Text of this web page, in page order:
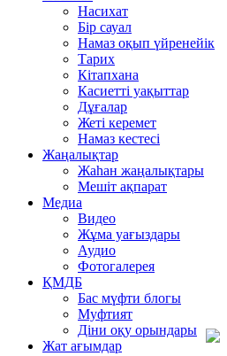
Насихат
Бір сауал
Намаз оқып үйренейік
Тарих
Кітапхана
Касиетті уақыттар
Дұғалар
Жеті керемет
Намаз кестесі
Жаңалықтар
Жаһан жаңалықтары
Мешіт ақпарат
Медиа
Видео
Жұма уағыздары
Аудио
Фотогалерея
ҚМДБ
Бас мүфти блогы
Муфтият
Діни оқу орындары
Жат ағымдар